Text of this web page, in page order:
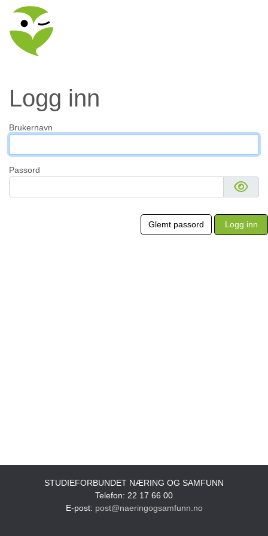
Logg inn
Brukernavn
Passord
STUDIEFORBUNDET NÆRING OG SAMFUNN
Telefon: 22 17 66 00
E-post: post@naeringogsamfunn.no